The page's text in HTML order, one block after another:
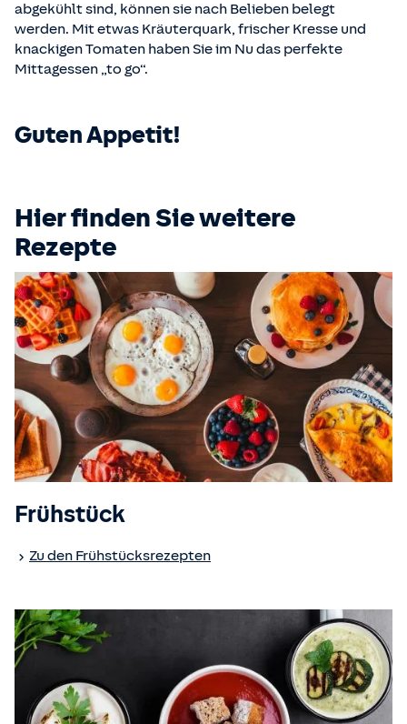
abgekühlt sind, können sie nach Belieben belegt
werden. Mit etwas Kräuterquark, frischer Kresse und
knackigen Tomaten haben Sie im Nu das perfekte
Mittagessen „to go“.
Guten Appetit!
Hier finden Sie weitere
Rezepte
Frühstück
Zu den Frühstücksrezepten